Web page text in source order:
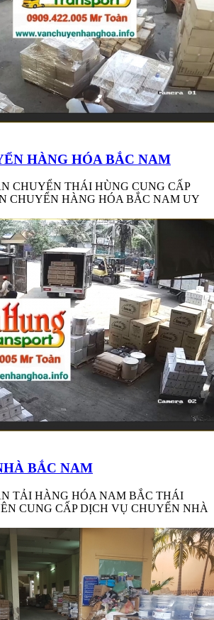
HÀNG HÓA BẮC NAM
CHUYỂN THÁI HÙNG CUNG CẤP
CHUYỂN HÀNG HÓA BẮC NAM UY
BẮC NAM
TẢI HÀNG HÓA NAM BẮC THÁI
CUNG CẤP DỊCH VỤ CHUYỂN NHÀ